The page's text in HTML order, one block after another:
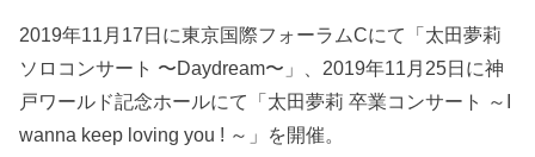
2019年11月17日に東京国際フォーラムCにて「太田夢莉
ソロコンサート 〜Daydream〜」、2019年11月25日に神
戸ワールド記念ホールにて「太田夢莉 卒業コンサート ～I
wanna keep loving you ! ～」を開催。